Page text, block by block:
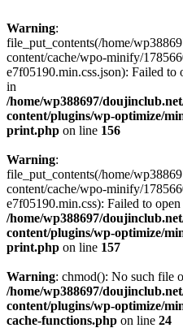
Warning:
file_put_contents(/home/
content/cache/wpo-minify/
e7f05190.min.css.json): Failed to
in
/home/wp388697/
content/plugins/wp-optimize/
print.php on line 156
Warning:
file_put_contents(/home/
content/cache/wpo-minify/
e7f05190.min.css): Failed to
/home/wp388697/
content/plugins/wp-optimize/
print.php on line 157
Warning: chmod(): No such file
/home/wp388697/
content/plugins/wp-optimize/
cache-functions.php on line 24